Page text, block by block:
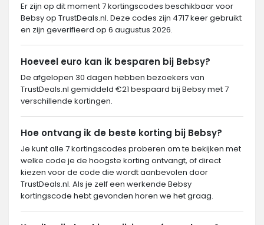
Er zijn op dit moment 7 kortingscodes beschikbaar voor
Bebsy op TrustDeals.nl. Deze codes zijn 4717 keer gebruikt
en zijn geverifieerd op 6 augustus 2026.
Hoeveel euro kan ik besparen bij Bebsy?
De afgelopen 30 dagen hebben bezoekers van
TrustDeals.nl gemiddeld €21 bespaard bij Bebsy met 7
verschillende kortingen.
Hoe ontvang ik de beste korting bij Bebsy?
Je kunt alle 7 kortingscodes proberen om te bekijken met
welke code je de hoogste korting ontvangt, of direct
kiezen voor de code die wordt aanbevolen door
TrustDeals.nl. Als je zelf een werkende Bebsy
kortingscode hebt gevonden horen we het graag.